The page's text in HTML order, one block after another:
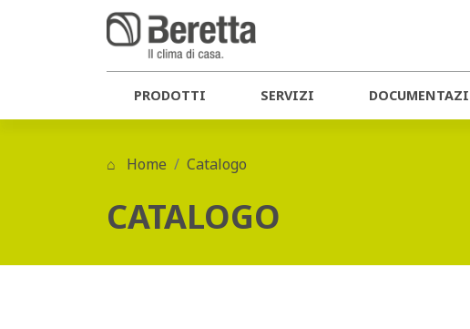
PRODOTTI SERVIZI
Home Catalogo
CATALOGO